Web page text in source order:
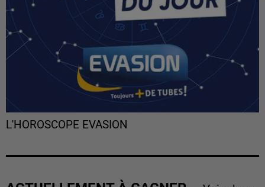
L'HOROSCOPE EVASION